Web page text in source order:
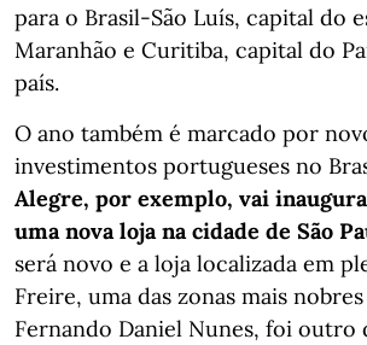
para o Brasil-São Luís, capital do
Maranhão e Curitiba, capital do
país.
O ano também é marcado por
investimentos portugueses no
Alegre, por exemplo, vai
uma nova loja na cidade de São
será novo e a loja localizada em
Freire, uma das zonas mais
Fernando Daniel Nunes, foi outro